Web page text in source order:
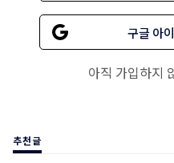
구글 아
아직 가입하지
추천글